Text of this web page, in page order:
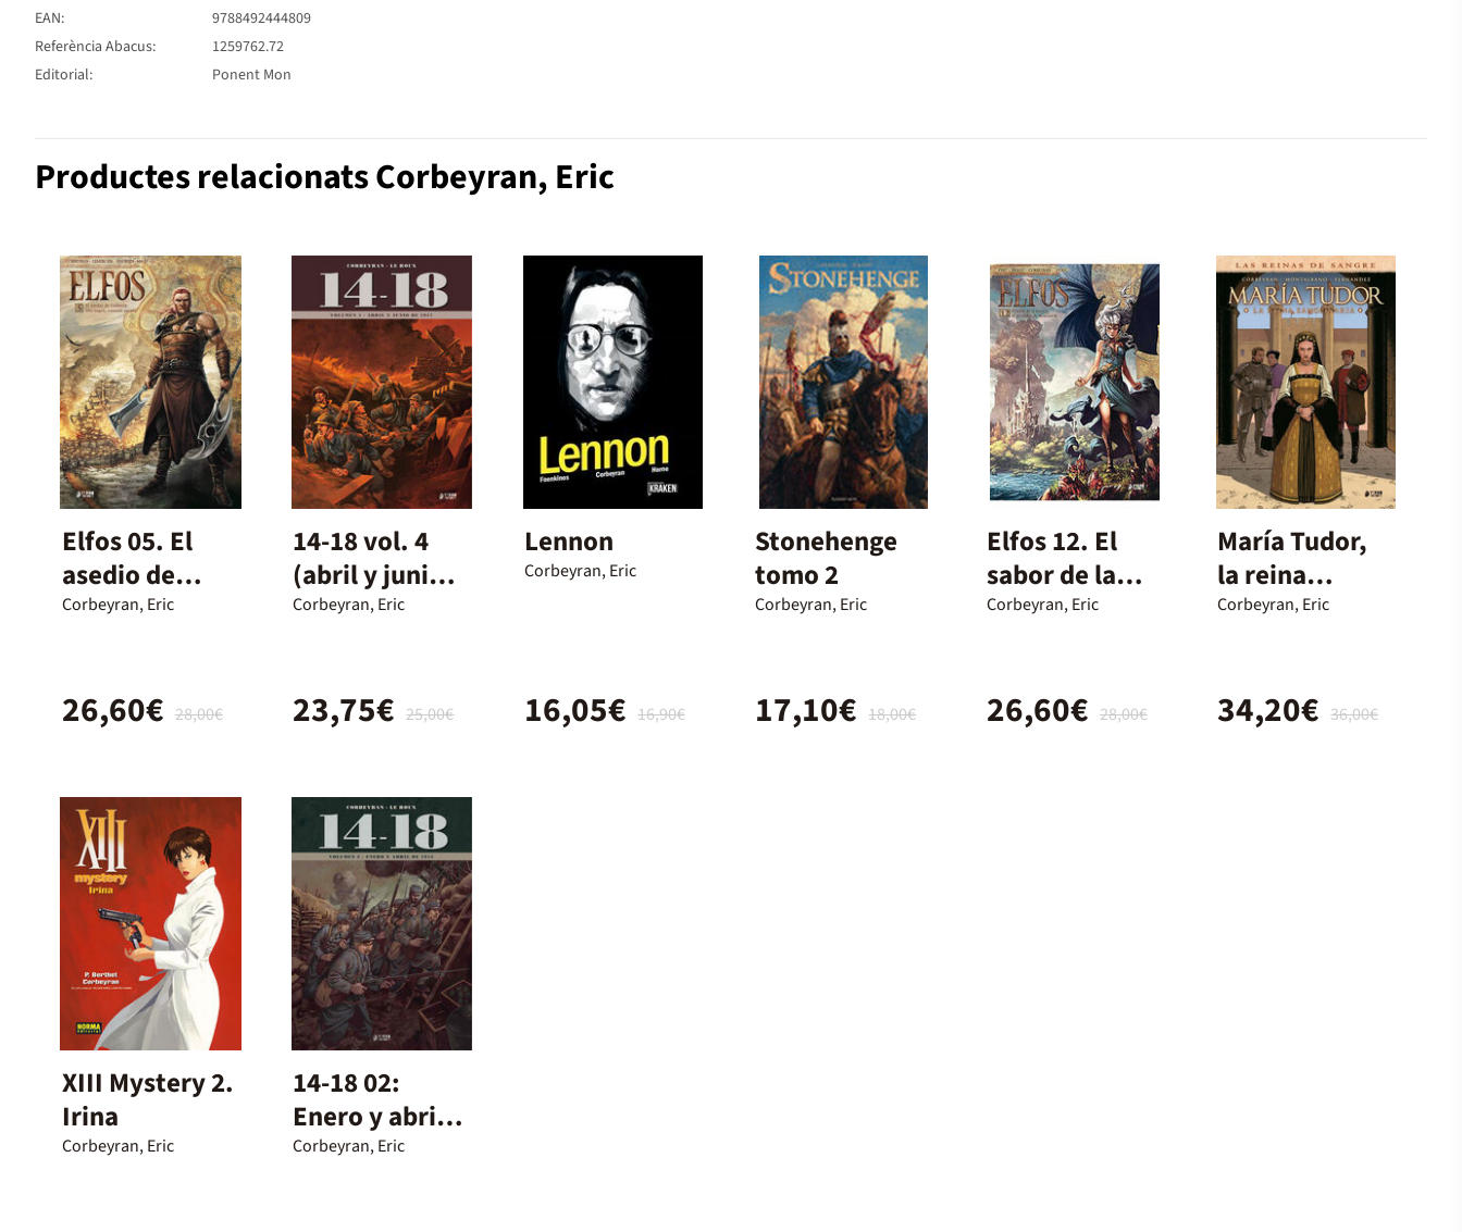
EAN:
9788492444809
Referència Abacus:
1259762.72
Editorial:
Ponent Mon
Productes relacionats Corbeyran, Eric
Elfos 05. El
asedio de
Cadanla / Elfo
oscuro
Corbeyran, Eric
28,00€
26,60€
14-18 vol. 4
(abril y junio
de 1917)
Corbeyran, Eric
25,00€
23,75€
Lennon
Corbeyran, Eric
16,90€
16,05€
Stonehenge
tomo 2
Corbeyran, Eric
18,00€
17,10€
Elfos 12. El
sabor de la
muerte / El
Corbeyran, Eric
28,00€
26,60€
María Tudor,
la reina
sanguinaria
Corbeyran, Eric
36,00€
34,20€
XIII Mystery 2.
Irina
Corbeyran, Eric
14-18 02:
Enero y abril
de 1914
Corbeyran, Eric